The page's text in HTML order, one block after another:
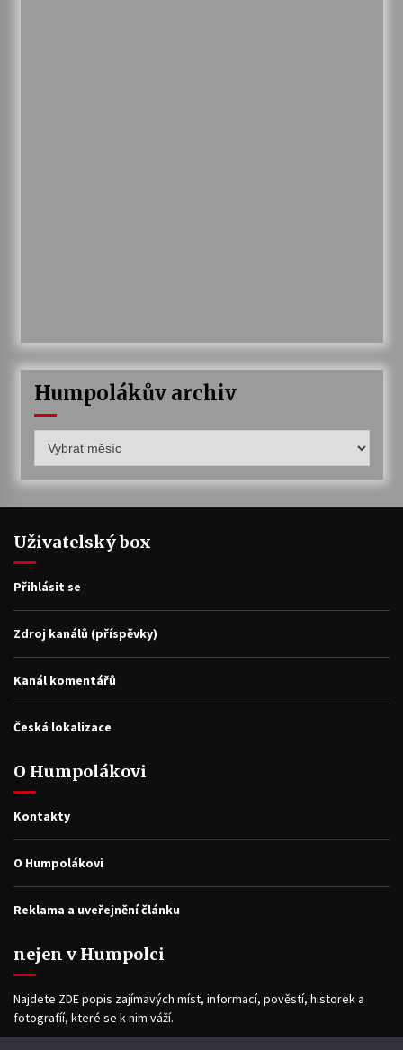
Humpolákův archiv
archiv
Uživatelský box
Přihlásit se
Zdroj kanálů (příspěvky)
Kanál komentářů
Česká lokalizace
O Humpolákovi
Kontakty
O Humpolákovi
Reklama a uveřejnění článku
nejen v Humpolci
Najdete ZDE popis zajímavých míst, informací, pověstí, historek a
fotografíí, které se k nim váží.